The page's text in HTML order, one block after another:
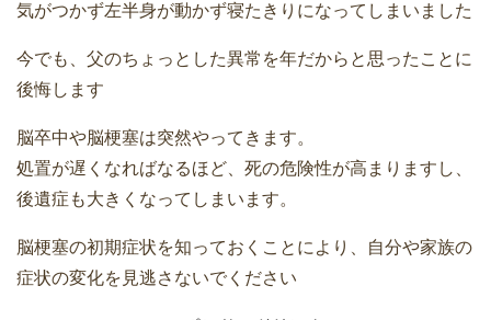
気がつかず左半身が動かず寝たきりになってしまいました
今でも、父のちょっとした異常を年だからと思ったことに
後悔します
脳卒中や脳梗塞は突然やってきます。
処置が遅くなればなるほど、死の危険性が高まりますし、
後遺症も大きくなってしまいます。
脳梗塞の初期症状を知っておくことにより、自分や家族の
症状の変化を見逃さないでください